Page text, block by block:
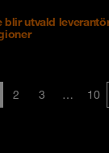
blir utvald
2 3 … 10